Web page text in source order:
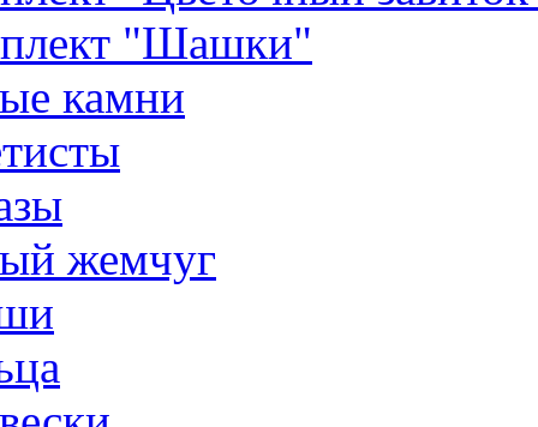
"Шашки"
камни
жемчуг